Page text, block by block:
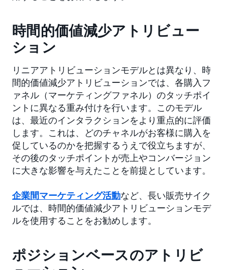
時間的価値減少アトリビュー
ション
リニアアトリビューションモデルとは異なり、時
間的価値減少アトリビューションでは、各購入フ
ァネル（マーケティングファネル）のタッチポイ
ントに異なる重み付けを行います。このモデル
は、最近のインタラクションをより重点的に評価
します。これは、どのチャネルがお客様に購入を
促しているのかを把握するうえで役立ちますが、
その後のタッチポイントが売上やコンバージョン
に大きな影響を与えたことを前提としています。
企業間マーケティング活動など、長い販売サイク
ルでは、時間的価値減少アトリビューションモデ
ルを使用することをお勧めします。
ポジションベースのアトリビ